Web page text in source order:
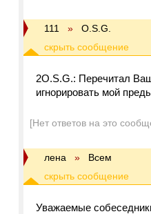
111 » O.S.G.
2O.S.G.: Перечитал
игнорировать мой
[Нет ответов на это
лена » Всем
Уважаемые